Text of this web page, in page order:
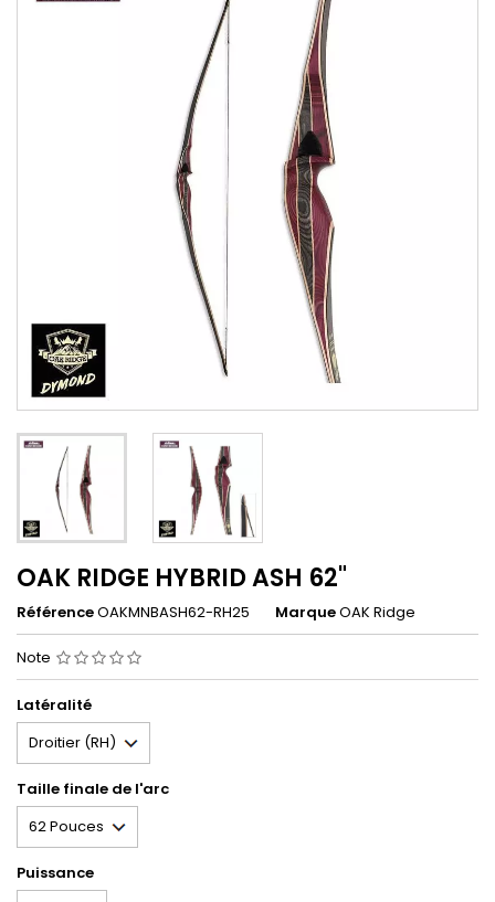
OAK RIDGE HYBRID ASH 62"
RéférenceOAKMNBASH62-RH25 MarqueOAK Ridge
Note
Latéralité
Taille finale de l'arc
Puissance